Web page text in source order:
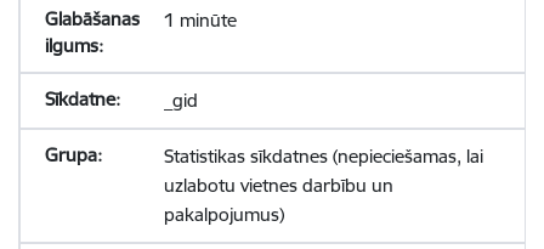
1 minūte
_gid
Statistikas sīkdatnes (nepieciešamas, lai
uzlabotu vietnes darbību un
pakalpojumus)